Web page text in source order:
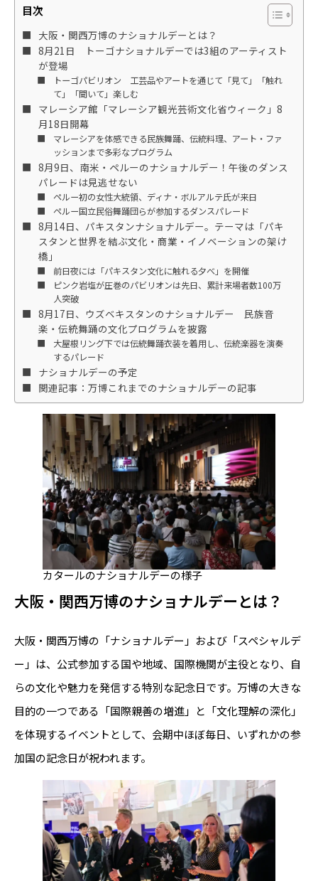
目次
大阪・関西万博のナショナルデーとは？
8月21日 トーゴナショナルデーでは3組のアーティスト
が登場
トーゴパビリオン 工芸品やアートを通じて「見て」「触れ
て」「聞いて」楽しむ
マレーシア館「マレーシア観光芸術文化省ウィーク」8
月18日開幕
マレーシアを体感できる民族舞踊、伝統料理、アート・ファ
ッションまで多彩なプログラム
8月9日、南米・ペルーのナショナルデー！午後のダンス
パレードは見逃せない
ペルー初の女性大統領、ディナ・ボルアルテ氏が来日
ペルー国立民俗舞踊団らが参加するダンスパレード
8月14日、パキスタンナショナルデー。テーマは「パキ
スタンと世界を結ぶ文化・商業・イノベーションの架け
橋」
前日夜には「パキスタン文化に触れる夕べ」を開催
ピンク岩塩が圧巻のパビリオンは先日、累計来場者数100万
人突破
8月17日、ウズベキスタンのナショナルデー 民族音
楽・伝統舞踊の文化プログラムを披露
大屋根リング下では伝統舞踊衣装を着用し、伝統楽器を演奏
するパレード
ナショナルデーの予定
関連記事：万博これまでのナショナルデーの記事
カタールのナショナルデーの様子
大阪・関西万博のナショナルデーとは？
大阪・関西万博の「ナショナルデー」および「スペシャルデ
ー」は、公式参加する国や地域、国際機関が主役となり、自
らの文化や魅力を発信する特別な記念日です。万博の大きな
目的の一つである「国際親善の増進」と「文化理解の深化」
を体現するイベントとして、会期中ほぼ毎日、いずれかの参
加国の記念日が祝われます。